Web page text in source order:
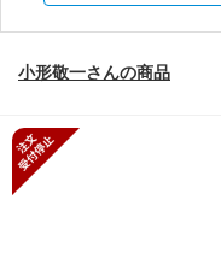
小形敬一さんの商品